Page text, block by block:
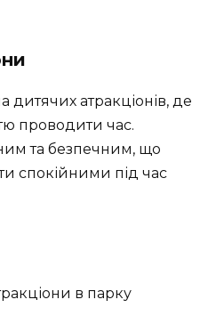
дитячих атракціонів, де
проводити час.
та безпечним, що
спокійними під час